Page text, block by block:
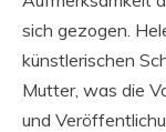
sich gezogen.
künstlerischen
Mutter, was die
und